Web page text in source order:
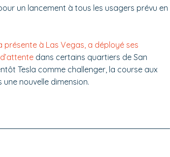
un lancement à tous les usagers prévu en
présente à Las Vegas, a déployé ses
dans certains quartiers de San
Tesla comme challenger, la course aux
nouvelle dimension.